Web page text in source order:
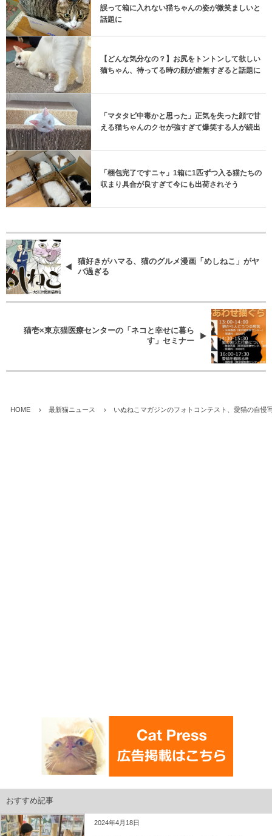
誤って箱に入れない猫ちゃんの姿が微笑ましいと
話題に
【どんな気分なの？】お尻をトントンして欲しい
猫ちゃん、待ってる時の顔が虚無すぎると話題に
「マタタビ中毒かと思った」正気を失った顔で甘
える猫ちゃんのクセが強すぎて爆笑する人が続出
「梱包完了ですニャ」1箱に1匹ずつ入る猫たちの
収まり具合が良すぎて今にも出荷されそう
猫好きがハマる、猫のグルメ漫画「めしねこ」がヤ
バ過ぎる
猫壱×東京猫医療センターの「ネコと幸せに暮ら
す」セミナー
HOME 最新猫ニュース いぬねこマガジンのフォトコンテスト、愛猫の自慢
おすすめ記事
2024年4月18日